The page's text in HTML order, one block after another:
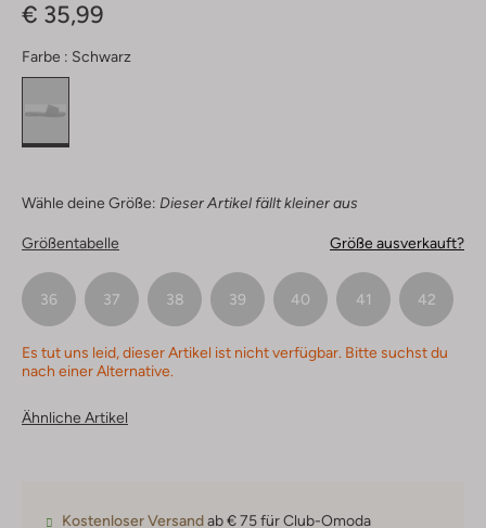
€ 35,99
Farbe : Schwarz
Wähle deine Größe: Dieser Artikel fällt kleiner aus
Größentabelle Größe ausverkauft?
36 37 38 39 40 41 42
Es tut uns leid, dieser Artikel ist nicht verfügbar. Bitte suchst du
nach einer Alternative.
Ähnliche Artikel
Kostenloser Versandab € 75 für Club-Omoda